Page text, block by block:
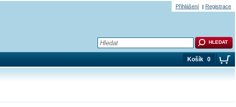
Košík 0
Přihlášení Registrace